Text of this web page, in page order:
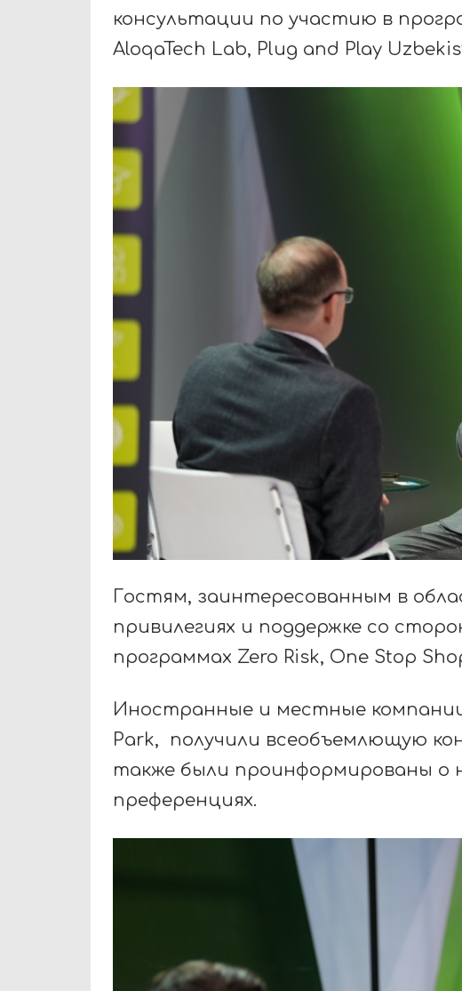
консультации по участию в
AloqaTech Lab, Plug and Play
Гостям, заинтересованным в
привилегиях и поддержке со
программах Zero Risk, One Stop
Иностранные и местные
Park, получили всеобъемлющую
также были проинформированы о
преференциях.